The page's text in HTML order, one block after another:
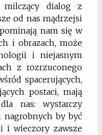
dialog z
od nas mądrzejsi
nam się w
i obrazach, może
i niejasnym
z rozrzuconego
spacerujących,
postaci, mają
nas: wystarczy
by być
i wieczory zawsze